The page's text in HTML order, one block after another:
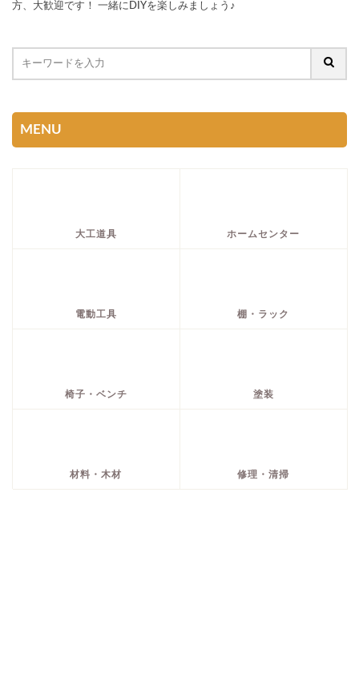
方、大歓迎です！ 一緒にDIYを楽しみましょう♪
MENU
大工道具 ホームセンター
電動工具 棚・ラック
椅子・ベンチ 塗装
材料・木材 修理・清掃